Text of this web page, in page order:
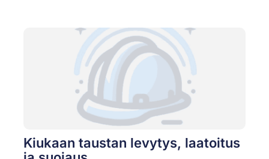
Kiukaan taustan levytys, laatoitus